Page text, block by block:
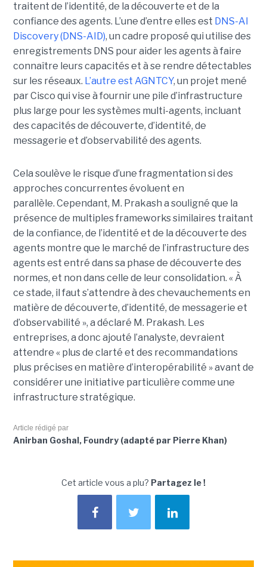
traitent de l’identité, de la découverte et de la
confiance des agents. L’une d’entre elles est DNS-AI
Discovery (DNS-AID), un cadre proposé qui utilise des
enregistrements DNS pour aider les agents à faire
connaître leurs capacités et à se rendre détectables
sur les réseaux. L’autre est AGNTCY, un projet mené
par Cisco qui vise à fournir une pile d’infrastructure
plus large pour les systèmes multi-agents, incluant
des capacités de découverte, d’identité, de
messagerie et d’observabilité des agents.
Cela soulève le risque d’une fragmentation si des
approches concurrentes évoluent en
parallèle. Cependant, M. Prakash a souligné que la
présence de multiples frameworks similaires traitant
de la confiance, de l’identité et de la découverte des
agents montre que le marché de l’infrastructure des
agents est entré dans sa phase de découverte des
normes, et non dans celle de leur consolidation. « À
ce stade, il faut s’attendre à des chevauchements en
matière de découverte, d’identité, de messagerie et
d’observabilité », a déclaré M. Prakash. Les
entreprises, a donc ajouté l’analyste, devraient
attendre « plus de clarté et des recommandations
plus précises en matière d’interopérabilité » avant de
considérer une initiative particulière comme une
infrastructure stratégique.
Article rédigé par
Anirban Goshal, Foundry (adapté par Pierre Khan)
Cet article vous a plu? Partagez le !